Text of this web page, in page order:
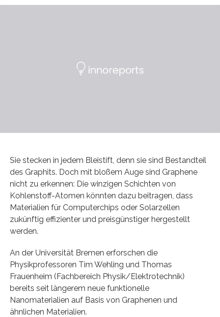
Sie stecken in jedem Bleistift, denn sie sind Bestandteil
des Graphits. Doch mit bloßem Auge sind Graphene
nicht zu erkennen: Die winzigen Schichten von
Kohlenstoff-Atomen könnten dazu beitragen, dass
Materialien für Computerchips oder Solarzellen
zukünftig effizienter und preisgünstiger hergestellt
werden.
An der Universität Bremen erforschen die
Physikprofessoren Tim Wehling und Thomas
Frauenheim (Fachbereich Physik/Elektrotechnik)
bereits seit längerem neue funktionelle
Nanomaterialien auf Basis von Graphenen und
ähnlichen Materialien.